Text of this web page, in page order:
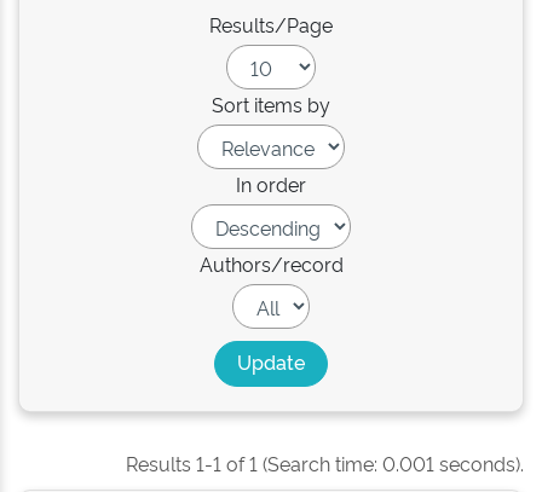
Results/Page
Sort items by
In order
Authors/record
Results 1-1 of 1 (Search time: 0.001 seconds).